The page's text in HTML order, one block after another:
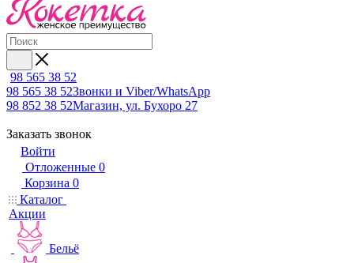
98 565 38 52
98 565 38 52Звонки и Viber/WhatsApp
98 852 38 52Магазин, ул. Бухоро 27
Заказать звонок
Войти
Отложенные 0
Корзина 0
Каталог
Акции
Бельё